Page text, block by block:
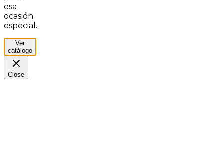
esa
ocasión
especial.
Ver
catálogo
Close